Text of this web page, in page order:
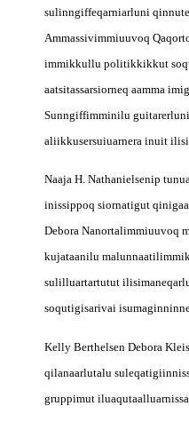
sulinngiffeqarniarluni
Ammassivimmiuuvoq
immikkullu politikkikkut
aatsitassarsiorneq aamma
Sunngiffimminilu
aliikkusersuiuarnera inuit
Naaja H. Nathanielsenip
inissippoq siornatigut
Debora Nanortalimmiuuvoq
kujataanilu
sulilluartartutut
soqutigisarivai
Kelly Berthelsen Debora
qilanaarlutalu
gruppimut